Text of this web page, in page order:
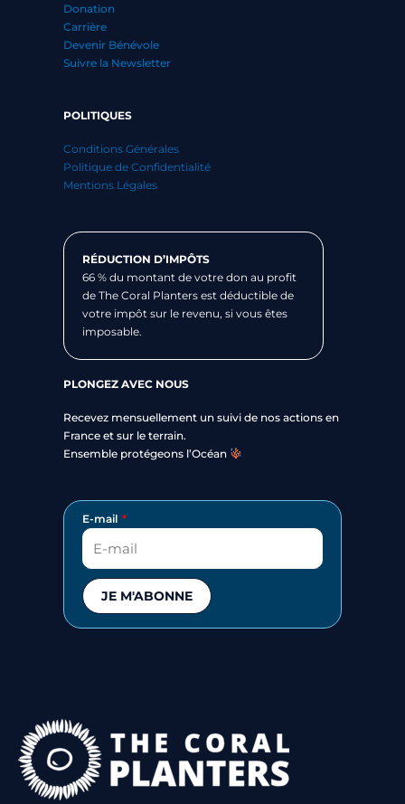
Donation
Carrière
Devenir Bénévole
Suivre la Newsletter
POLITIQUES
Conditions Générales
Politique de Confidentialité
Mentions Légales
RÉDUCTION D’IMPÔTS
66 % du montant de votre don au profit
de The Coral Planters est déductible de
votre impôt sur le revenu, si vous êtes
imposable.
PLONGEZ AVEC NOUS
Recevez mensuellement un suivi de nos actions en
France et sur le terrain.
Ensemble protégeons l’Océan
E-mail
JE M'ABONNE